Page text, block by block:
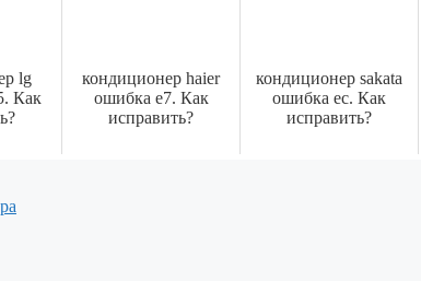
lg
Как
кондиционер haier
ошибка e7. Как
исправить?
кондиционер sakata
ошибка ec. Как
исправить?